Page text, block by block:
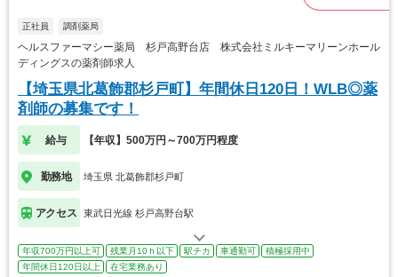
正社員 調剤薬局
ヘルスファーマシー薬局 杉戸高野台店 株式会社ミルキーマリーンホール
ディングスの薬剤師求人
【埼玉県北葛飾郡杉戸町】年間休日120日！WLB◎薬
剤師の募集です！
給与 【年収】500万円～700万円程度
勤務地 埼玉県 北葛飾郡杉戸町
アクセス 東武日光線 杉戸高野台駅
年収700万円以上可 残業月10ｈ以下 駅チカ 車通勤可
積極採用中
年間休日120日以上
在宅業務あり